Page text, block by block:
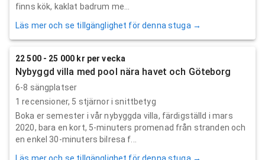
finns kök, kaklat badrum me...
Läs mer och se tillgänglighet för denna stuga →
22 500 - 25 000 kr per vecka
Nybyggd villa med pool nära havet och Göteborg
6-8 sängplatser
1 recensioner, 5 stjärnor i snittbetyg
Boka er semester i vår nybyggda villa, färdigställd i mars
2020, bara en kort, 5-minuters promenad från stranden och
en enkel 30-minuters bilresa f...
Läs mer och se tillgänglighet för denna stuga →